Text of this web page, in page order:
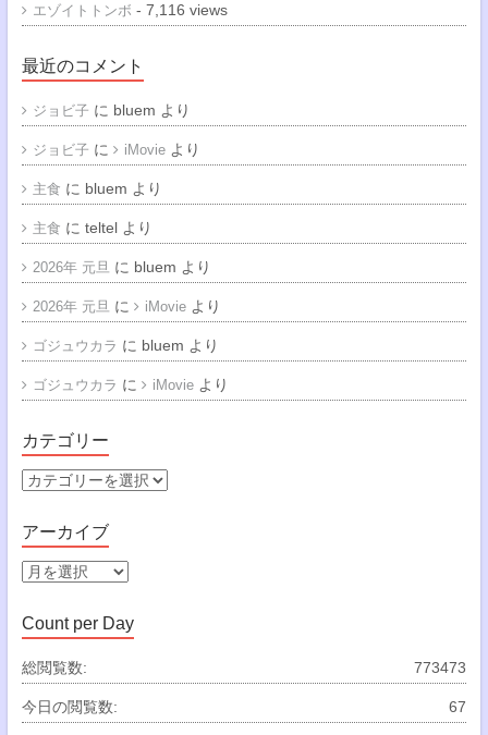
エゾイトトンボ - 7,116 views
最近のコメント
ジョビ子 に bluem より
ジョビ子 に iMovieより
主食 に bluem より
主食 に teltelより
2026年 元旦に bluem より
2026年 元旦に iMovieより
ゴジュウカラ に bluem より
ゴジュウカラ に iMovieより
カテゴリー
カ
ゴ
リ
ー
アーカイブ
ア
カ
イ
ブ
Count per Day
773473
総閲覧数:
67
今日の閲覧数: